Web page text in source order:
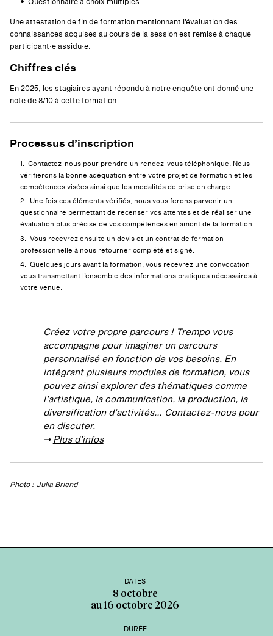
Une attestation de fin de formation mentionnant l’évaluation des
connaissances acquises au cours de la session est remise à chaque
participant·e assidu·e.
Chiffres clés
En 2025, les stagiaires ayant répondu à notre enquête ont donné une
note de 8/10 à cette formation.
Processus d’inscription
Contactez-nous pour prendre un rendez-vous téléphonique. Nous
vérifierons la bonne adéquation entre votre projet de formation et les
compétences visées ainsi que les modalités de prise en charge.
Une fois ces éléments vérifiés, nous vous ferons parvenir un
questionnaire permettant de recenser vos attentes et de réaliser une
évaluation plus précise de vos compétences en amont de la formation.
Vous recevrez ensuite un devis et un contrat de formation
professionnelle à nous retourner complété et signé.
Quelques jours avant la formation, vous recevrez une convocation
vous transmettant l’ensemble des informations pratiques nécessaires à
votre venue.
Créez votre propre parcours !Trempo vous
accompagne pour imaginer un parcours
personnalisé en fonction de vos besoins. En
intégrant plusieurs modules de formation, vous
pouvez ainsi explorer des thématiques comme
l’artistique, la communication, la production, la
diversification d’activités… Contactez-nous pour
en discuter.
➝Plus d’infos
Photo : Julia Briend
DATES
8 octobre
au 16 octobre 2026
DURÉE